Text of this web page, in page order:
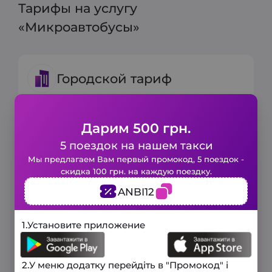
Тарифы на услугу
«Микроавтобусы»
Городской тариф
Включено 6 мин и 3 км
Цена за 1 км: 20 грн
Загородный тариф
Минимальный тариф: 180 грн
Закажите такси в 1 клик!
Заполните короткую форму и наше
авто будет у вас уже через
несколько минут.
Телефон
3 минуты
и мы вам перезвоним!
Спасибо, Ваш запрос принят, и мы
Дарим 500 грн.
5 поездок на нашем такси
Мы предлагаем Вам первый промокод, 5 поездок -
скидка 100 грн. на каждую поездку.
ANBI12
1.Установите приложение
2.У меню додатку перейдіть в "Промокод" і